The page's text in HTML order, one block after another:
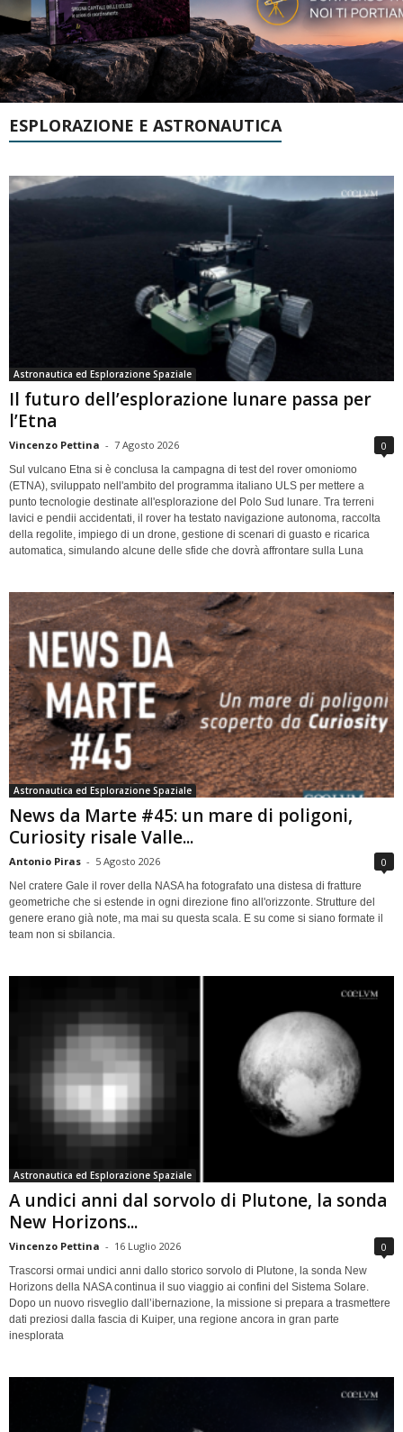
ESPLORAZIONE E ASTRONAUTICA
Astronautica ed Esplorazione Spaziale
Il futuro dell’esplorazione lunare passa per
l’Etna
Vincenzo Pettina - 7 Agosto 2026 0
Sul vulcano Etna si è conclusa la campagna di test del rover omoniomo
(ETNA), sviluppato nell'ambito del programma italiano ULS per mettere a
punto tecnologie destinate all'esplorazione del Polo Sud lunare. Tra terreni
lavici e pendii accidentati, il rover ha testato navigazione autonoma, raccolta
della regolite, impiego di un drone, gestione di scenari di guasto e ricarica
automatica, simulando alcune delle sfide che dovrà affrontare sulla Luna
Astronautica ed Esplorazione Spaziale
News da Marte #45: un mare di poligoni,
Curiosity risale Valle...
Antonio Piras - 5 Agosto 2026 0
Nel cratere Gale il rover della NASA ha fotografato una distesa di fratture
geometriche che si estende in ogni direzione fino all'orizzonte. Strutture del
genere erano già note, ma mai su questa scala. E su come si siano formate il
team non si sbilancia.
Astronautica ed Esplorazione Spaziale
A undici anni dal sorvolo di Plutone, la sonda
New Horizons...
Vincenzo Pettina - 16 Luglio 2026 0
Trascorsi ormai undici anni dallo storico sorvolo di Plutone, la sonda New
Horizons della NASA continua il suo viaggio ai confini del Sistema Solare.
Dopo un nuovo risveglio dall’ibernazione, la missione si prepara a trasmettere
dati preziosi dalla fascia di Kuiper, una regione ancora in gran parte
inesplorata